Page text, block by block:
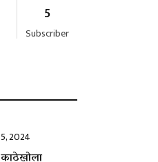
5
Subscriber
2024